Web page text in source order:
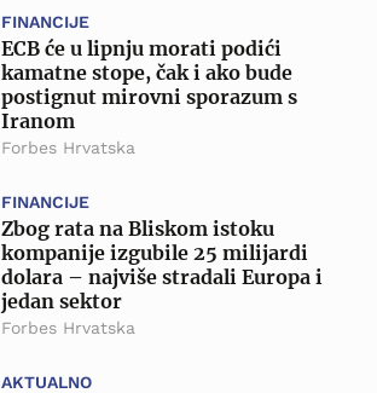
FINANCIJE
ECB će u lipnju morati podići
kamatne stope, čak i ako bude
postignut mirovni sporazum s
Iranom
Forbes Hrvatska
FINANCIJE
Zbog rata na Bliskom istoku
kompanije izgubile 25 milijardi
dolara – najviše stradali Europa i
jedan sektor
Forbes Hrvatska
AKTUALNO